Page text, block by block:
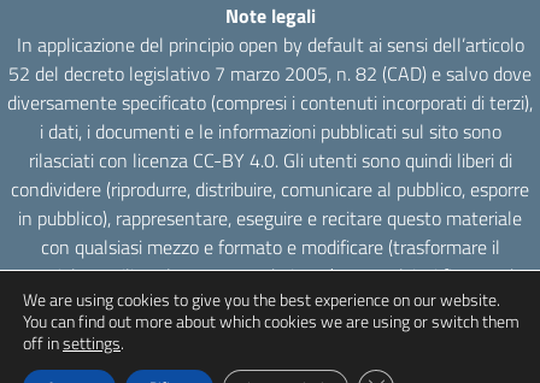
Note legali
In applicazione del principio open by default ai sensi dell’articolo
52 del decreto legislativo 7 marzo 2005, n. 82 (CAD) e salvo dove
diversamente specificato (compresi i contenuti incorporati di terzi),
i dati, i documenti e le informazioni pubblicati sul sito sono
rilasciati con licenza CC-BY 4.0. Gli utenti sono quindi liberi di
condividere (riprodurre, distribuire, comunicare al pubblico, esporre
in pubblico), rappresentare, eseguire e recitare questo materiale
con qualsiasi mezzo e formato e modificare (trasformare il
materiale e utilizzarlo per opere derivate) per qualsiasi fine, anche
commerciale con il solo onere di attribuzione, senza apporre
restrizioni aggiuntive.
We are using cookies to give you the best experience on our website.
You can find out more about which cookies we are using or switch them
off insettings.